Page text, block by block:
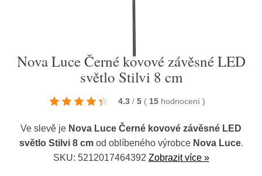
Nova Luce Černé kovové závěsné LED
světlo Stilvi 8 cm
4.3 / 5 ( 15 hodnocení )
Ve slevě je Nova Luce Černé kovové závěsné LED
světlo Stilvi 8 cmod oblíbeného výrobce Nova Luce.
SKU: 5212017464392 Zobrazit více »